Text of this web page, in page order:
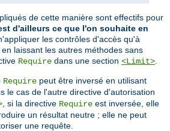
de cette manière sont effectifs pour
d'ailleurs ce que l'on souhaite en
les contrôles d'accès qu'à
laissant les autres méthodes sans
Require dans une section <Limit>
Require peut être inversé en utilisant
le cas de l'autre directive d'autorisation
, si la directive Require est inversée, elle
un résultat neutre ; elle ne peut
une requête.